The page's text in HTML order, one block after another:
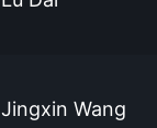
Jingxin Wang